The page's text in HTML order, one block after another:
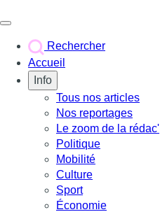
Rechercher
Accueil
Info
Tous nos articles
Nos reportages
Le zoom de la rédac'
Politique
Mobilité
Culture
Sport
Économie